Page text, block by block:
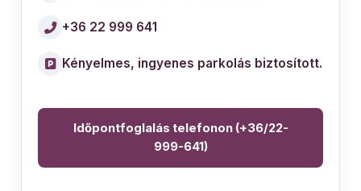
+36 22 999 641
Kényelmes, ingyenes parkolás biztosított.
Időpontfoglalás telefonon (+36/22-
999-641)